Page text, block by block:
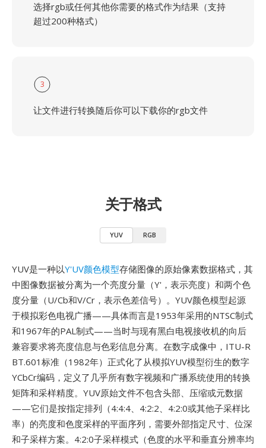
选择rgb或任何其他你需要的格式作为结果（支持
超过200种格式）
3
让文件进行转换随后你可以下载你的rgb文件
关于格式
YUV RGB
YUV是一种以Y'UV颜色模型存储图像的原始像素数据格式，其
中图像数据被分离为一个亮度分量（Y'，表示亮度）和两个色
度分量（U/Cb和V/Cr，表示色差信号）。YUV颜色模型起源
于模拟彩色电视广播——具体而言是1953年采用的NTSC制式
和1967年的PAL制式——当时与现有黑白电视接收机的向后
兼容要求将亮度信息与色彩信息分离。在数字成像中，ITU-R
BT.601标准（1982年）正式化了从模拟YUV模型衍生的数字
YCbCr编码，定义了几乎所有数字视频和广播系统使用的转换
矩阵和采样精度。YUV原始文件不包含头部、压缩或元数据
——它们是按指定排列（4:4:4、4:2:2、4:2:0或其他子采样比
率）的亮度和色度采样的平面序列，需要外部指定尺寸、位深
和子采样方案。4:2:0子采样模式（色度的水平和垂直分辨率均